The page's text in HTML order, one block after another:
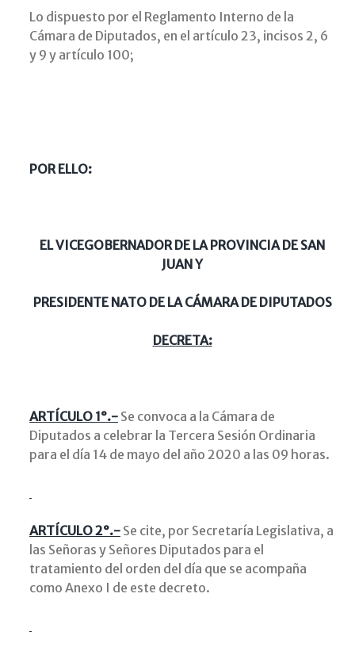
Lo dispuesto por el Reglamento Interno de la
Cámara de Diputados, en el artículo 23, incisos 2, 6
y 9 y artículo 100;
POR ELLO:
EL VICEGOBERNADOR DE LA PROVINCIA DE SAN
JUAN Y
PRESIDENTE NATO DE LA CÁMARA DE DIPUTADOS
DECRETA:
ARTÍCULO 1°.- Se convoca a la Cámara de
Diputados a celebrar la Tercera Sesión Ordinaria
para el día 14 de mayo del año 2020 a las 09 horas.
ARTÍCULO 2°.- Se cite, por Secretaría Legislativa, a
las Señoras y Señores Diputados para el
tratamiento del orden del día que se acompaña
como Anexo I de este decreto.